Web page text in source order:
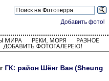
Добавить фото!
МИРА РЕКИ, МОРЯ РАЗНОЕ
ДОБАВИТЬ ФОТОГАЛЕРЕЮ!
ГК: район Шёнг Ван (Sheung